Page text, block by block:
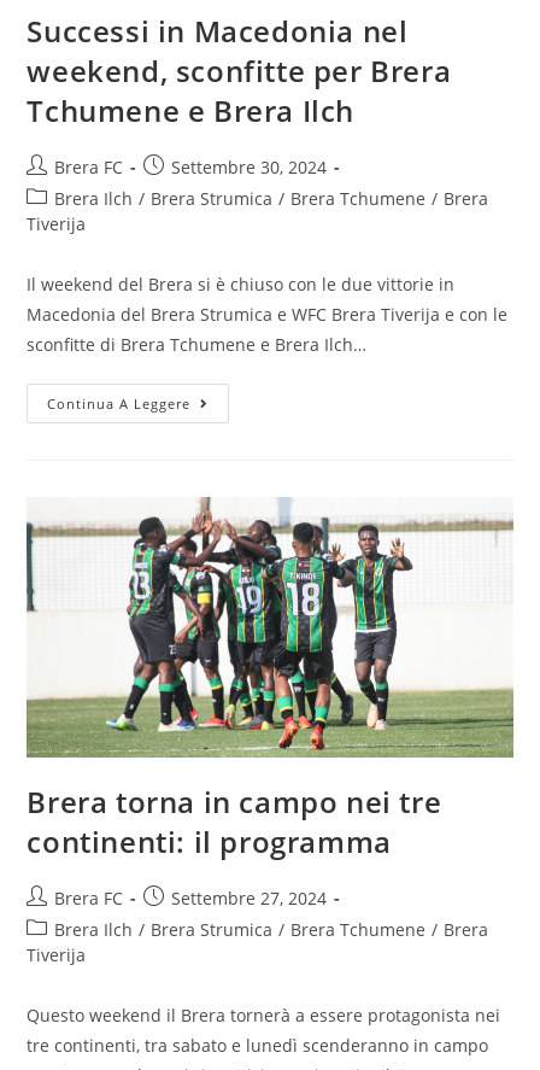
Successi in Macedonia nel
weekend, sconfitte per Brera
Tchumene e Brera Ilch
Brera FC
Settembre 30, 2024
Brera Ilch / Brera Strumica / Brera Tchumene / Brera
Tiverija
Il weekend del Brera si è chiuso con le due vittorie in
Macedonia del Brera Strumica e WFC Brera Tiverija e con le
sconfitte di Brera Tchumene e Brera Ilch…
Continua A Leggere
Brera torna in campo nei tre
continenti: il programma
Brera FC
Settembre 27, 2024
Brera Ilch / Brera Strumica / Brera Tchumene / Brera
Tiverija
Questo weekend il Brera tornerà a essere protagonista nei
tre continenti, tra sabato e lunedì scenderanno in campo